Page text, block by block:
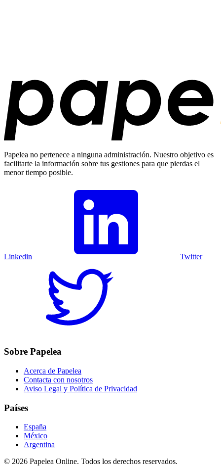
Papelea no pertenece a ninguna administración. Nuestro objetivo es
facilitarte la información sobre tus gestiones para que pierdas el
menor tiempo posible.
Linkedin Twitter
Sobre Papelea
Acerca de Papelea
Contacta con nosotros
Aviso Legal y Política de Privacidad
Países
España
México
Argentina
© 2026 Papelea Online. Todos los derechos reservados.